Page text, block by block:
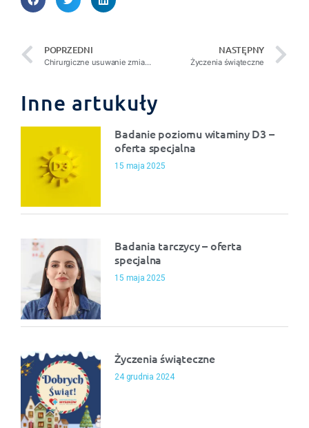
POPRZEDNI
Chirurgiczne usuwanie zmian skórnych – nowa usługa
NASTĘPNY
Życzenia świąteczne
Inne artukuły
Badanie poziomu witaminy D3 –
oferta specjalna
15 maja 2025
Badania tarczycy – oferta
specjalna
15 maja 2025
Życzenia świąteczne
24 grudnia 2024